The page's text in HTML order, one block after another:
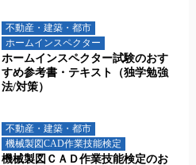
不動産・建築・都市
ホームインスペクター
ホームインスペクター試験のおす
すめ参考書・テキスト（独学勉強
法/対策）
不動産・建築・都市
機械製図CAD作業技能検定
機械製図ＣＡＤ作業技能検定のお